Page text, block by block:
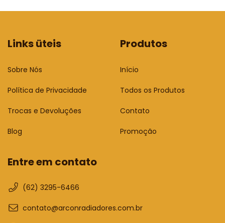
Links üteis
Sobre Nós
Política de Privacidade
Trocas e Devoluções
Blog
Produtos
Início
Todos os Produtos
Contato
Promoção
Entre em contato
(62) 3295-6466
contato@arconradiadores.com.br